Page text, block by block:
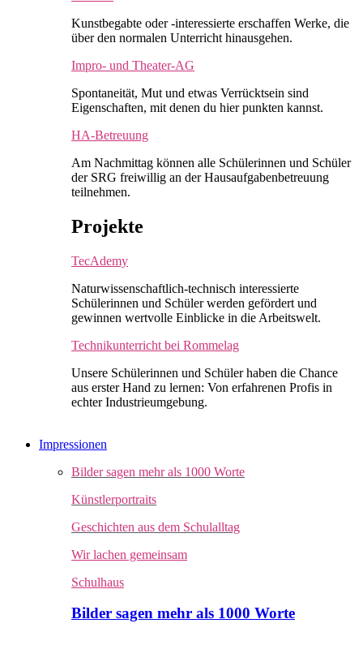
Kunstbegabte oder -interessierte erschaffen Werke, die
über den normalen Unterricht hinausgehen.
Impro- und Theater-AG
Spontaneität, Mut und etwas Verrücktsein sind
Eigenschaften, mit denen du hier punkten kannst.
HA-Betreuung
Am Nachmittag können alle Schülerinnen und Schüler
der SRG freiwillig an der Hausaufgabenbetreuung
teilnehmen.
Projekte
TecAdemy
Naturwissenschaftlich-technisch interessierte
Schülerinnen und Schüler werden gefördert und
gewinnen wertvolle Einblicke in die Arbeitswelt.
Technikunterricht bei Rommelag
Unsere Schülerinnen und Schüler haben die Chance
aus erster Hand zu lernen: Von erfahrenen Profis in
echter Industrieumgebung.
Impressionen
Bilder sagen mehr als 1000 Worte
Künstlerportraits
Geschichten aus dem Schulalltag
Wir lachen gemeinsam
Schulhaus
Bilder sagen mehr als 1000 Worte